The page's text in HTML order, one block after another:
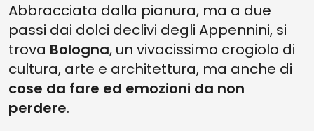
PIÙ GRANDE
4. LA MERAVIGLIA DEL PORTICO PIÙ LUNGO DEL MONDO
3. UNA PASSEGGIATA NEL PARCO DI VILLA SPADA
2. IL TOUR DELLA PIÙ ANTICA SEDE DELL’UNIVERSITÀ DI BOLOGNA
1. COME CONCLUDERE AL MEGLIO LA GIORNATA
Abbracciata dalla pianura, ma a due
passi dai dolci declivi degli Appennini, si
trova Bologna, un vivacissimo crogiolo di
cultura, arte e architettura, ma anche di
cose da fare ed emozioni da non
perdere.